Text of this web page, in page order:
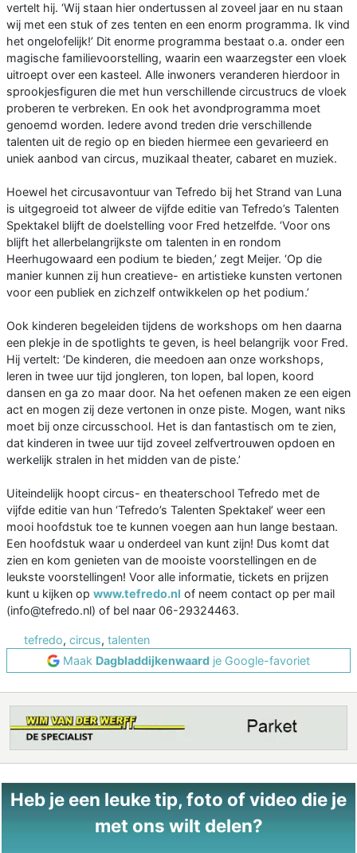
vertelt hij. ‘Wij staan hier ondertussen al zoveel jaar en nu staan
wij met een stuk of zes tenten en een enorm programma. Ik vind
het ongelofelijk!’ Dit enorme programma bestaat o.a. onder een
magische familievoorstelling, waarin een waarzegster een vloek
uitroept over een kasteel. Alle inwoners veranderen hierdoor in
sprookjesfiguren die met hun verschillende circustrucs de vloek
proberen te verbreken. En ook het avondprogramma moet
genoemd worden. Iedere avond treden drie verschillende
talenten uit de regio op en bieden hiermee een gevarieerd en
uniek aanbod van circus, muzikaal theater, cabaret en muziek.
Hoewel het circusavontuur van Tefredo bij het Strand van Luna
is uitgegroeid tot alweer de vijfde editie van Tefredo’s Talenten
Spektakel blijft de doelstelling voor Fred hetzelfde. ‘Voor ons
blijft het allerbelangrijkste om talenten in en rondom
Heerhugowaard een podium te bieden,’ zegt Meijer. ‘Op die
manier kunnen zij hun creatieve- en artistieke kunsten vertonen
voor een publiek en zichzelf ontwikkelen op het podium.’
Ook kinderen begeleiden tijdens de workshops om hen daarna
een plekje in de spotlights te geven, is heel belangrijk voor Fred.
Hij vertelt: ‘De kinderen, die meedoen aan onze workshops,
leren in twee uur tijd jongleren, ton lopen, bal lopen, koord
dansen en ga zo maar door. Na het oefenen maken ze een eigen
act en mogen zij deze vertonen in onze piste. Mogen, want niks
moet bij onze circusschool. Het is dan fantastisch om te zien,
dat kinderen in twee uur tijd zoveel zelfvertrouwen opdoen en
werkelijk stralen in het midden van de piste.’
Uiteindelijk hoopt circus- en theaterschool Tefredo met de
vijfde editie van hun ‘Tefredo’s Talenten Spektakel’ weer een
mooi hoofdstuk toe te kunnen voegen aan hun lange bestaan.
Een hoofdstuk waar u onderdeel van kunt zijn! Dus komt dat
zien en kom genieten van de mooiste voorstellingen en de
leukste voorstellingen! Voor alle informatie, tickets en prijzen
kunt u kijken op www.tefredo.nl of neem contact op per mail
(info@tefredo.nl) of bel naar 06-29324463.
tefredo, circus, talenten
Maak Dagbladdijkenwaard je Google-favoriet
Heb je een leuke tip, foto of video die je
met ons wilt delen?